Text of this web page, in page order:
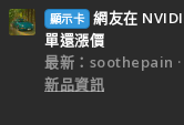
顯示卡 網友在
單還漲價
最新：soothepain
新品資訊